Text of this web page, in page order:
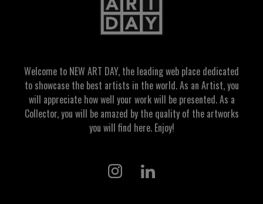
Welcome to NEW ART DAY, the leading web place dedicated
to showcase the best artists in the world. As an Artist, you
will appreciate how well your work will be presented. As a
Collector, you will be amazed by the quality of the artworks
you will find here. Enjoy!